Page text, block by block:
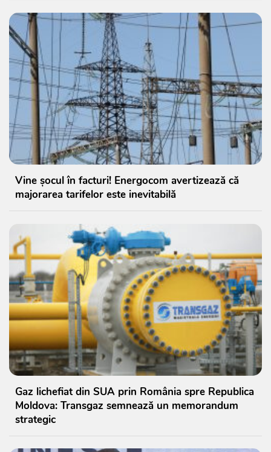
Vine șocul în facturi! Energocom avertizează că
majorarea tarifelor este inevitabilă
Gaz lichefiat din SUA prin România spre Republica
Moldova: Transgaz semnează un memorandum
strategic